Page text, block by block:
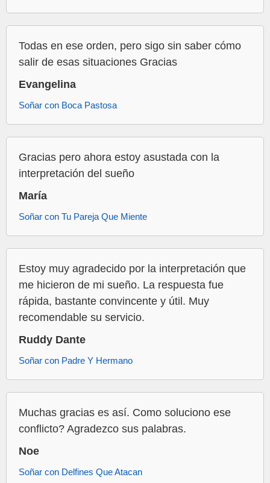
Todas en ese orden, pero sigo sin saber cómo
salir de esas situaciones Gracias
Evangelina
Soñar con Boca Pastosa
Gracias pero ahora estoy asustada con la
interpretación del sueño
María
Soñar con Tu Pareja Que Miente
Estoy muy agradecido por la interpretación que
me hicieron de mi sueño. La respuesta fue
rápida, bastante convincente y útil. Muy
recomendable su servicio.
Ruddy Dante
Soñar con Padre Y Hermano
Muchas gracias es así. Como soluciono ese
conflicto? Agradezco sus palabras.
Noe
Soñar con Delfines Que Atacan